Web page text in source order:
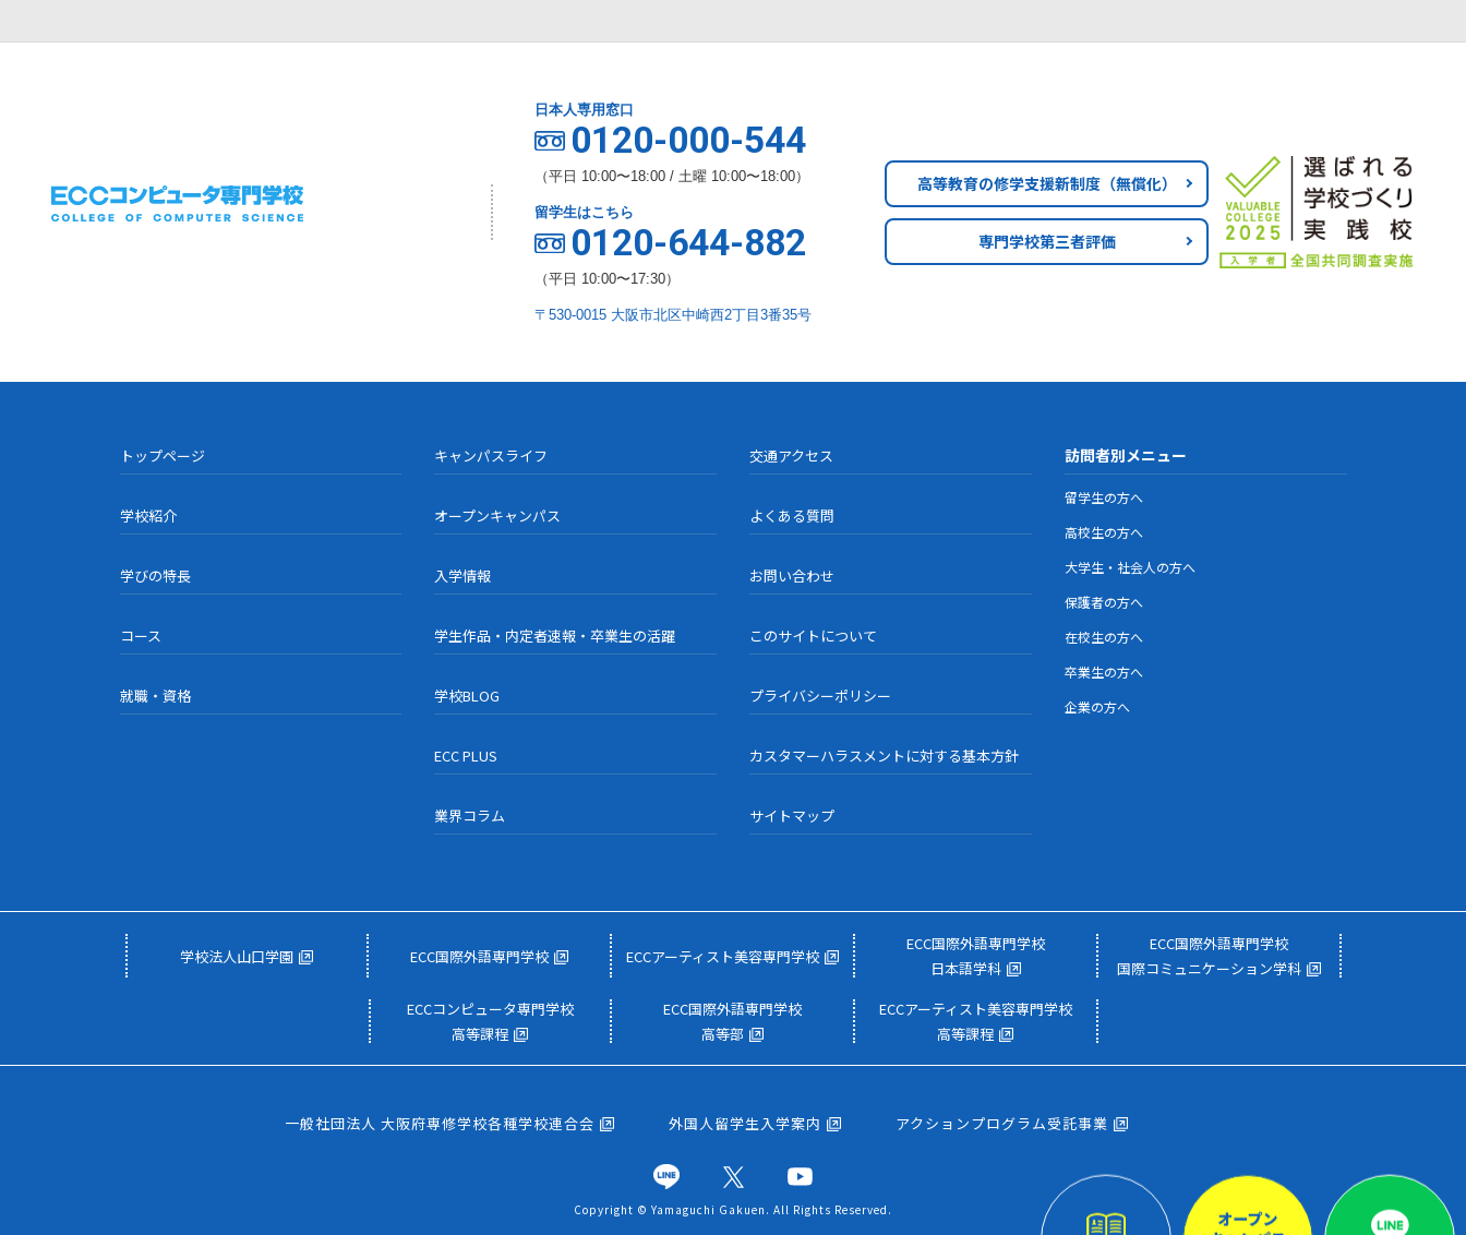
日本人専用窓口
0120-000-544
（平日 10:00〜18:00 / 土曜 10:00〜18:00）
留学生はこちら
0120-644-882
（平日 10:00〜17:30）
〒530-0015 大阪市北区中崎西2丁目3番35号
高等教育の修学支援新制度（無償化）
専門学校第三者評価
トップページ
学校紹介
学びの特長
コース
就職・資格
キャンパスライフ
オープンキャンパス
入学情報
学生作品・内定者速報・卒業生の活躍
学校BLOG
ECC PLUS
業界コラム
交通アクセス
よくある質問
お問い合わせ
このサイトについて
プライバシーポリシー
カスタマーハラスメントに対する基本方針
サイトマップ
訪問者別メニュー
留学生の方へ
高校生の方へ
大学生・社会人の方へ
保護者の方へ
在校生の方へ
卒業生の方へ
企業の方へ
学校法人山口学園 ECC国際外語専門学校 ECCアーティスト美容専門学校
ECC国際外語専門学校
日本語学科
ECC国際外語専門学校
国際コミュニケーション学科
ECCコンピュータ専門学校
高等課程
ECC国際外語専門学校
高等部
ECCアーティスト美容専門学校
高等課程
一般社団法人 大阪府専修学校各種学校連合会 外国人留学生入学案内 アクションプログラム受託事業
Copyright © Yamaguchi Gakuen. All Rights Reserved.